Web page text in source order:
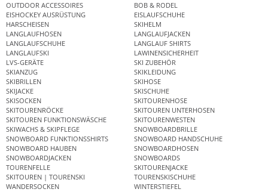
OUTDOOR ACCESSOIRES
BOB & RODEL
EISHOCKEY AUSRÜSTUNG
EISLAUFSCHUHE
HARSCHEISEN
SKIHELM
LANGLAUFHOSEN
LANGLAUFJACKEN
LANGLAUFSCHUHE
LANGLAUF SHIRTS
LANGLAUFSKI
LAWINENSICHERHEIT
LVS-GERÄTE
SKI ZUBEHÖR
SKIANZUG
SKIKLEIDUNG
SKIBRILLEN
SKIHOSE
SKIJACKE
SKISCHUHE
SKISOCKEN
SKITOURENHOSE
SKITOURENRÖCKE
SKITOUREN UNTERHOSEN
SKITOUREN FUNKTIONSWÄSCHE
SKITOURENWESTEN
SKIWACHS & SKIPFLEGE
SNOWBOARDBRILLE
SNOWBOARD FUNKTIONSSHIRTS
SNOWBOARD HANDSCHUHE
SNOWBOARD HAUBEN
SNOWBOARDHOSEN
SNOWBOARDJACKEN
SNOWBOARDS
TOURENFELLE
SKITOURENJACKE
SKITOUREN | TOURENSKI
TOURENSKISCHUHE
WANDERSOCKEN
WINTERSTIEFEL